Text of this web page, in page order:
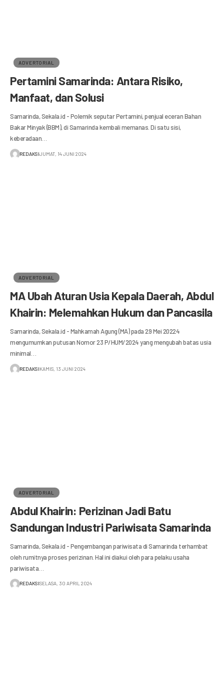
ADVERTORIAL
Pertamini Samarinda: Antara Risiko,
Manfaat, dan Solusi
Samarinda, Sekala.id - Polemik seputar Pertamini, penjual eceran Bahan
Bakar Minyak (BBM), di Samarinda kembali memanas. Di satu sisi,
keberadaan…
REDAKSIJUMAT, 14 JUNI 2024
ADVERTORIAL
MA Ubah Aturan Usia Kepala Daerah, Abdul
Khairin: Melemahkan Hukum dan Pancasila
Samarinda, Sekala.id - Mahkamah Agung (MA) pada 29 Mei 20224
mengumumkan putusan Nomor 23 P/HUM/2024 yang mengubah batas usia
minimal…
REDAKSIKAMIS, 13 JUNI 2024
ADVERTORIAL
Abdul Khairin: Perizinan Jadi Batu
Sandungan Industri Pariwisata Samarinda
Samarinda, Sekala.id - Pengembangan pariwisata di Samarinda terhambat
oleh rumitnya proses perizinan. Hal ini diakui oleh para pelaku usaha
pariwisata…
REDAKSISELASA, 30 APRIL 2024